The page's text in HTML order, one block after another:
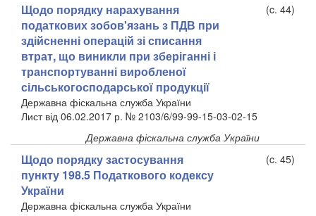
Щодо порядку нарахування
податкових зобов'язань з ПДВ при
здійсненні операцій зі списання
втрат, що виникли при зберіганні і
транспортуванні виробленої
сільськогосподарської продукції
(c. 44)
Державна фіскальна служба України
Лист від 06.02.2017 р. № 2103/6/99-99-15-03-02-15
Державна фіскальна служба України
Щодо порядку застосування
пункту 198.5 Податкового кодексу
України
(c. 45)
Державна фіскальна служба України